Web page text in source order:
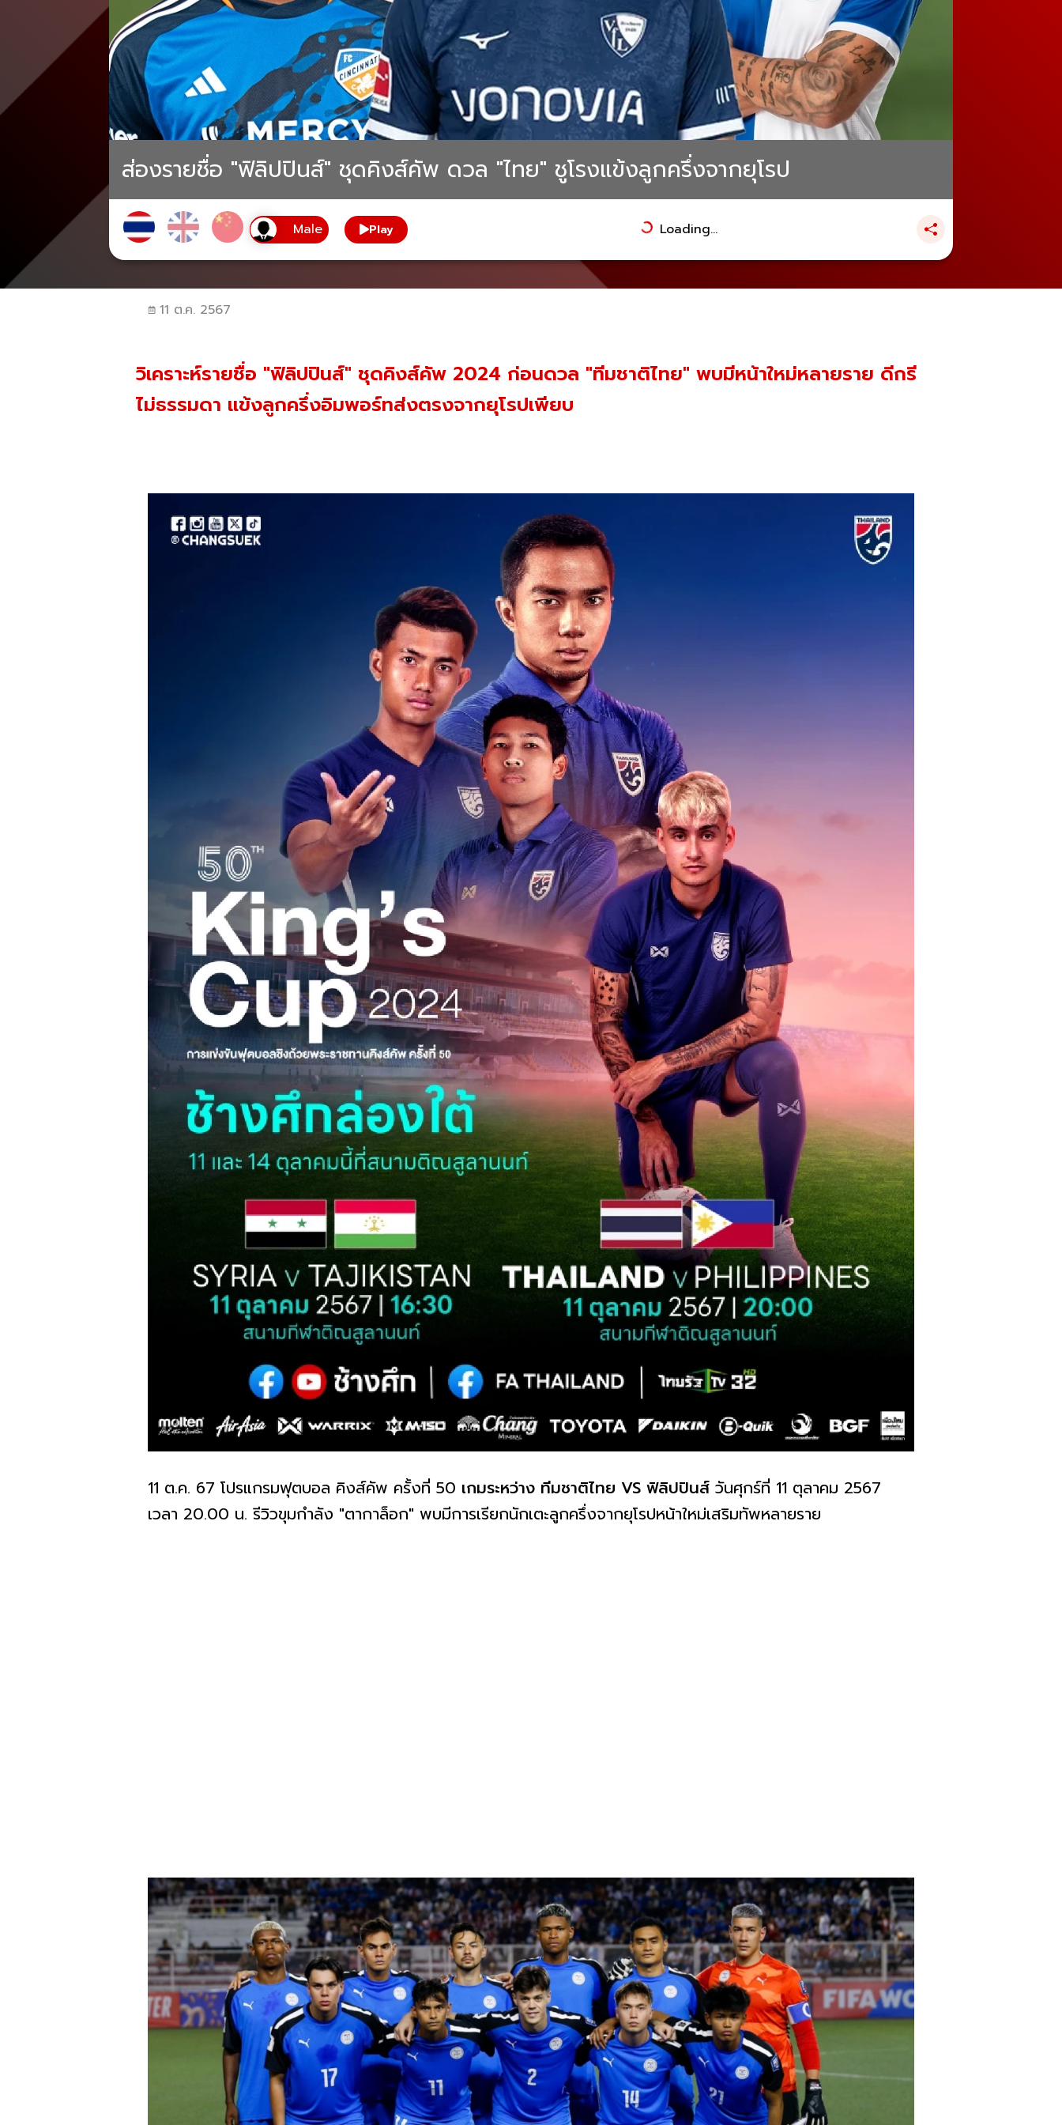
ส่องรายชื่อ "ฟิลิปปินส์" ชุดคิงส์คัพ ดวล "ไทย" ชูโรงแข้งลูกครึ่งจากยุโรป
Play Loading...
11 ต.ค. 2567
วิเคราะห์รายชื่อ "ฟิลิปปินส์" ชุดคิงส์คัพ 2024 ก่อนดวล "ทีมชาติไทย" พบมีหน้าใหม่หลายราย ดีกรี
ไม่ธรรมดา แข้งลูกครึ่งอิมพอร์ทส่งตรงจากยุโรปเพียบ
11 ต.ค. 67 โปรแกรมฟุตบอล คิงส์คัพ ครั้งที่ 50 เกมระหว่าง ทีมชาติไทย VS ฟิลิปปินส์ วันศุกร์ที่ 11 ตุลาคม 2567
เวลา 20.00 น. รีวิวขุมกำลัง "ตากาล็อก" พบมีการเรียกนักเตะลูกครึ่งจากยุโรปหน้าใหม่เสริมทัพหลายราย